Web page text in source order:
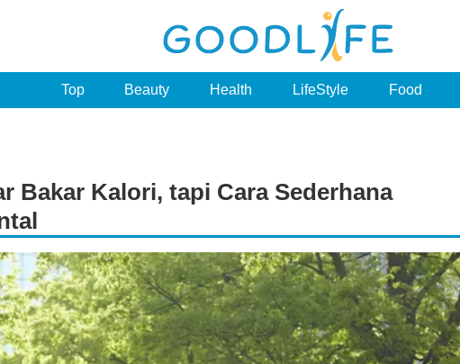
Top Beauty Health LifeStyle Food
Bakar Kalori, tapi Cara Sederhana